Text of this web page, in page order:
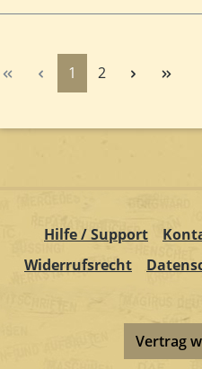
Seite
1 Seite
2
Hilfe / Support
Widerrufsrecht
Vertrag